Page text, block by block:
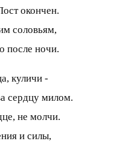
окончен.
соловьям,
после ночи.
куличи -
сердцу милом.
не молчи.
и силы,